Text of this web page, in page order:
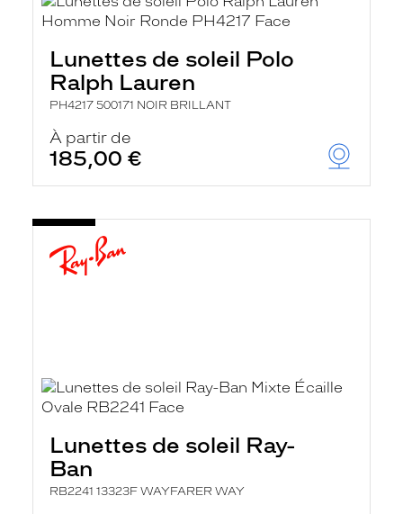
Lunettes de soleil Polo
Ralph Lauren
PH4217 500171 NOIR BRILLANT
À partir de
185,00 €
Lunettes de soleil Ray-
Ban
RB2241 13323F WAYFARER WAY